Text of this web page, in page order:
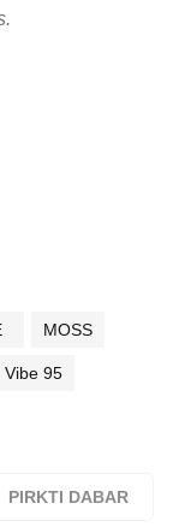
MOSS
Vibe 95
PIRKTI DABAR